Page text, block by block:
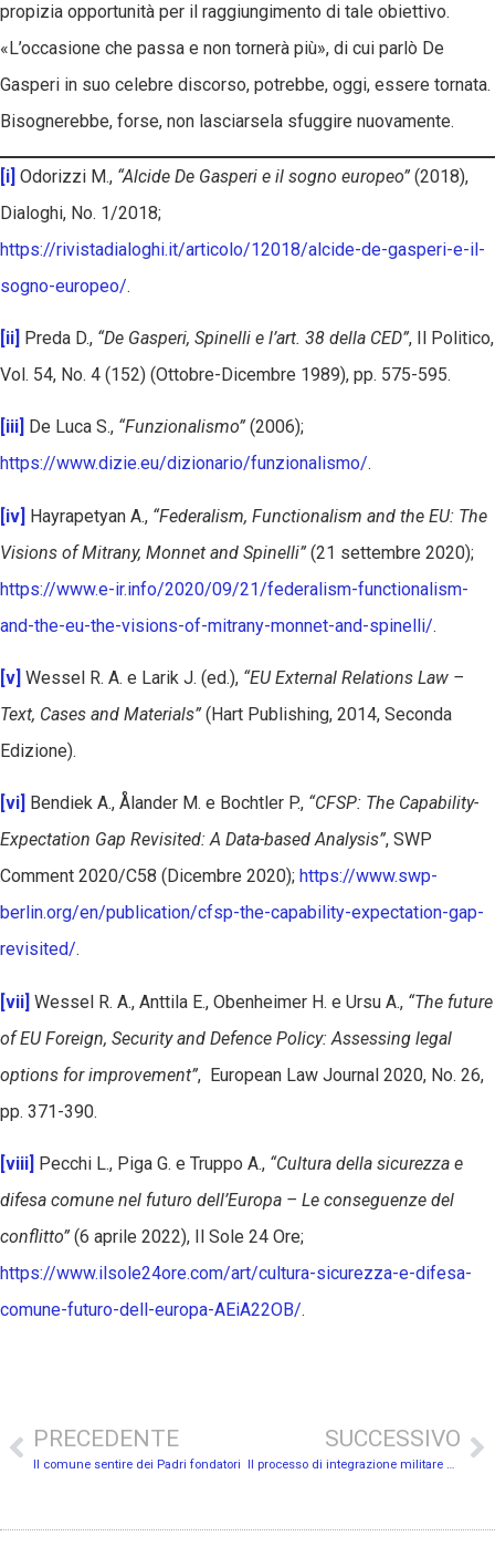
propizia opportunità per il raggiungimento di tale obiettivo.
«L’occasione che passa e non tornerà più», di cui parlò De
Gasperi in suo celebre discorso, potrebbe, oggi, essere tornata.
Bisognerebbe, forse, non lasciarsela sfuggire nuovamente.
[i] Odorizzi M., “Alcide De Gasperi e il sogno europeo” (2018),
Dialoghi, No. 1/2018;
https://rivistadialoghi.it/articolo/12018/alcide-de-gasperi-e-il-
sogno-europeo/.
[ii] Preda D., “De Gasperi, Spinelli e l’art. 38 della CED”, Il Politico,
Vol. 54, No. 4 (152) (Ottobre-Dicembre 1989), pp. 575-595.
[iii] De Luca S., “Funzionalismo” (2006);
https://www.dizie.eu/dizionario/funzionalismo/.
[iv] Hayrapetyan A., “Federalism, Functionalism and the EU: The
Visions of Mitrany, Monnet and Spinelli” (21 settembre 2020);
https://www.e-ir.info/2020/09/21/federalism-functionalism-
and-the-eu-the-visions-of-mitrany-monnet-and-spinelli/.
[v] Wessel R. A. e Larik J. (ed.), “EU External Relations Law –
Text, Cases and Materials” (Hart Publishing, 2014, Seconda
Edizione).
[vi] Bendiek A., Ålander M. e Bochtler P., “CFSP: The Capability-
Expectation Gap Revisited: A Data-based Analysis”, SWP
Comment 2020/C58 (Dicembre 2020); https://www.swp-
berlin.org/en/publication/cfsp-the-capability-expectation-gap-
revisited/.
[vii] Wessel R. A., Anttila E., Obenheimer H. e Ursu A., “The future
of EU Foreign, Security and Defence Policy: Assessing legal
options for improvement”, European Law Journal 2020, No. 26,
pp. 371-390.
[viii] Pecchi L., Piga G. e Truppo A., “Cultura della sicurezza e
difesa comune nel futuro dell’Europa – Le conseguenze del
conflitto” (6 aprile 2022), Il Sole 24 Ore;
https://www.ilsole24ore.com/art/cultura-sicurezza-e-difesa-
comune-futuro-dell-europa-AEiA22OB/.
PRECEDENTE
Il comune sentire dei Padri fondatori
SUCCESSIVO
Il processo di integrazione militare nell’UE: analisi storico-giuridica e sviluppi recenti